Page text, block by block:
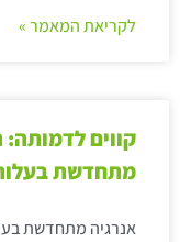
לקריאת המאמר »
קווים לדמותה:
מתחדשת
אנרגיה מתחדשת